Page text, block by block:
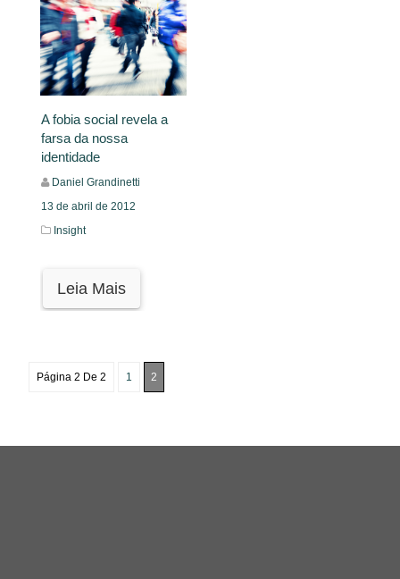
A fobia social revela a
farsa da nossa
identidade
Daniel Grandinetti
13 de abril de 2012
Insight
Leia Mais
Página 2 De 2 1 2